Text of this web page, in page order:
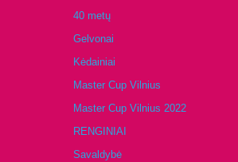
40 metų
Gelvonai
Kėdainiai
Master Cup Vilnius
Master Cup Vilnius 2022
RENGINIAI
Savaldybė